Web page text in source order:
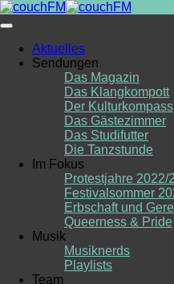
Skip
to
Aktuelles
Sendungen
Das Magazin
Das Klangkompott
Der Kulturkompass
Das Gästezimmer
Das Studifutter
Die Tanzstunde
Im Fokus
Protestjahre 2022/
Festivalsommer
Erbschaft und
Queerness & Pride
Musik
Musiknerds
Playlists
Team